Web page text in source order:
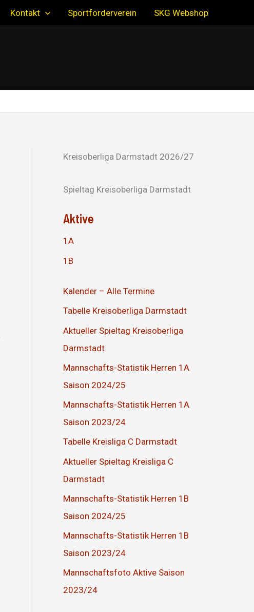
Kontakt Sportförderverein SKG Webshop
Kreisoberliga Darmstadt 2026/27
Spieltag Kreisoberliga Darmstadt
Aktive
1A
1B
Kalender – Alle Termine
Tabelle Kreisoberliga Darmstadt
Aktueller Spieltag Kreisoberliga
Darmstadt
Mannschafts-Statistik Herren 1A
Saison 2024/25
Mannschafts-Statistik Herren 1A
Saison 2023/24
Tabelle Kreisliga C Darmstadt
Aktueller Spieltag Kreisliga C
Darmstadt
Mannschafts-Statistik Herren 1B
Saison 2024/25
Mannschafts-Statistik Herren 1B
Saison 2023/24
Mannschaftsfoto Aktive Saison
2023/24